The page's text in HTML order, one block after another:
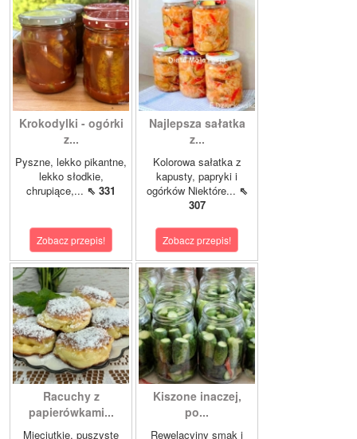
Krokodylki - ogórki
z...
Pyszne, lekko pikantne,
lekko słodkie,
chrupiące,... ⇖ 331
Zobacz przepis!
Najlepsza sałatka
z...
Kolorowa sałatka z
kapusty, papryki i
ogórków Niektóre... ⇖
307
Zobacz przepis!
Racuchy z
papierówkami...
Mięciutkie, puszyste
Kiszone inaczej,
po...
Rewelacyjny smak i